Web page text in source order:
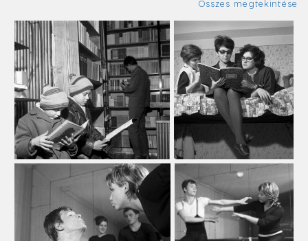
Összes megtekintése